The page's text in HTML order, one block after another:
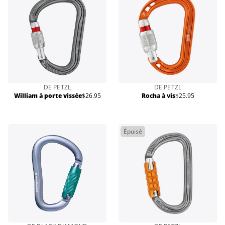
DE PETZL
William à porte visséePrix
$26.95
DE PETZL
Rocha à visPrix
$25.95
Épuisé